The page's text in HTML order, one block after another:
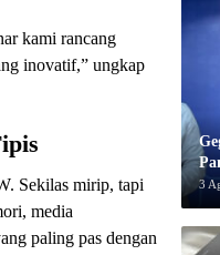
kami rancang
inovatif,” ungkap
Sekilas mirip, tapi
media
paling pas dengan
3